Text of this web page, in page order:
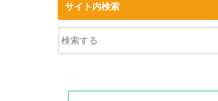
サイト内検索